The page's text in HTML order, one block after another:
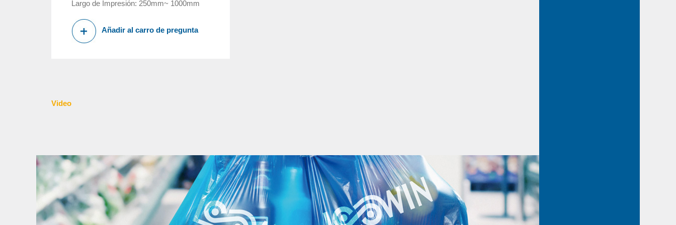
Largo de Impresión: 250mm~ 1000mm
Añadir al carro de pregunta
Video